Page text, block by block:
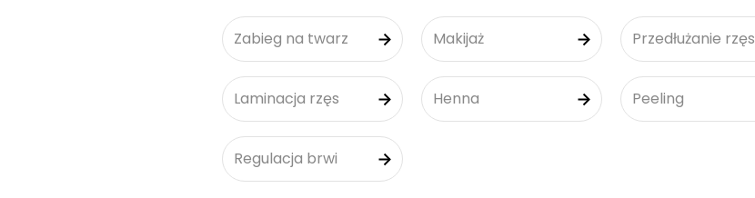
Zabieg na twarz Makijaż Przedłużanie rzęs
Laminacja rzęs Henna Peeling
Regulacja brwi